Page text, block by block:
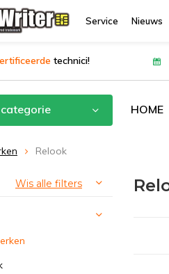
Service Nieuws
technici!
categorie HOME
Relook
Wis alle filters